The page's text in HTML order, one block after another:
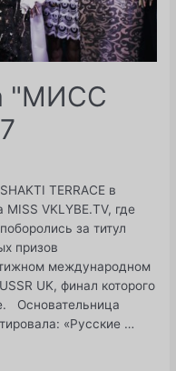
"МИСС
TERRACE в
VKLYBE.TV, где
за титул
призов
международном
UK, финал которого
Основательница
«Русские …